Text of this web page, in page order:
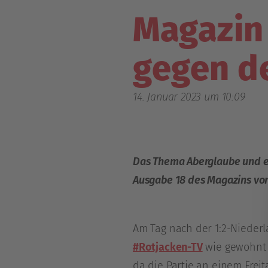
gegen
14. Januar 2023 um 10:09
Das Thema Aberglaube
Ausgabe 18 des Magazins
Am Tag nach der 1:2-
#Rotjacken-TVwie gewohnt